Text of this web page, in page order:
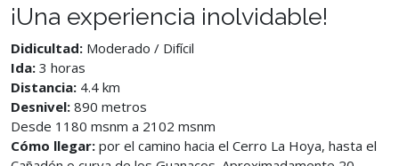
¡Una experiencia inolvidable!
Didicultad: Moderado / Difícil
Ida: 3 horas
Distancia: 4.4 km
Desnivel: 890 metros
Desde 1180 msnm a 2102 msnm
Cómo llegar: por el camino hacia el Cerro La Hoya, hasta el